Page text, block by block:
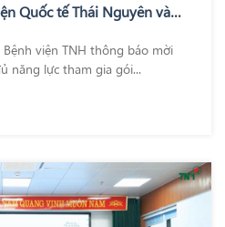
Quốc tế Thái Nguyên và
viện TNH thông báo mời
năng lực tham gia gói...